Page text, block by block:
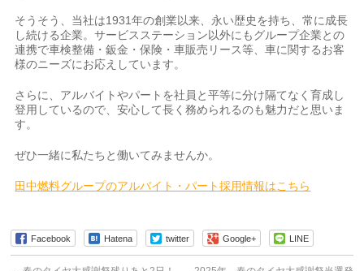
そうそう、当社は1931年の創業以来、永い歴史を持ち、常に成長
し続ける企業。サービスステーション以外にもグループ企業との
連携で車検整備・鈑金・保険・車販売リース等、車に関するお客
様のニーズにお応えしています。
さらに、アルバイトやパートを社員と平等に分け隔てなく育成し
登用しているので、安心して長く務められるのも魅力だと思いま
す。
ぜひ一緒に私たちと働いてみませんか。
田中燃料グループのアルバイト・パート採用情報はこちら
Facebook Hatena twitter Google+ LINE